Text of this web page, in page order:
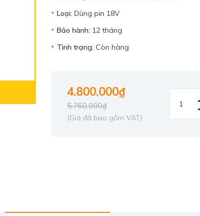
Loại: Dùng pin 18V
Bảo hành: 12 tháng
Tình trạng: Còn hàng
4.800.000₫
5.760.000₫
(Giá đã bao gồm VAT)